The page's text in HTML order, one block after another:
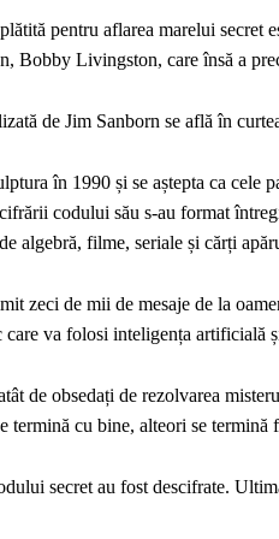
pentru aflarea marelui
Bobby Livingston, care însă a
de Jim Sanborn se află în
în 1990 și se aștepta ca cele
codului său s-au format
algebră, filme, seriale și cărți
zeci de mii de mesaje de la
va folosi inteligența artificială
de obsedați de rezolvarea
cu bine, alteori se termină
secret au fost descifrate.